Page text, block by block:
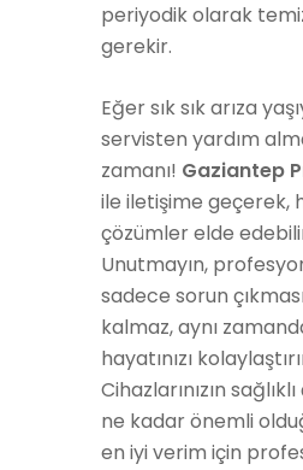
periyodik olarak
gerekir.
Eğer sık sık arıza
servisten yardım
zamanı! Gaziantep
ile iletişime geçerek,
çözümler elde
Unutmayın,
sadece sorun
kalmaz, aynı
hayatınızı
Cihazlarınızın
ne kadar önemli
en iyi verim için